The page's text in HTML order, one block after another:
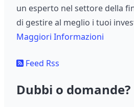
un esperto nel settore della
di gestire al meglio i tuoi
Maggiori Informazioni
Feed Rss
Dubbi o domande?